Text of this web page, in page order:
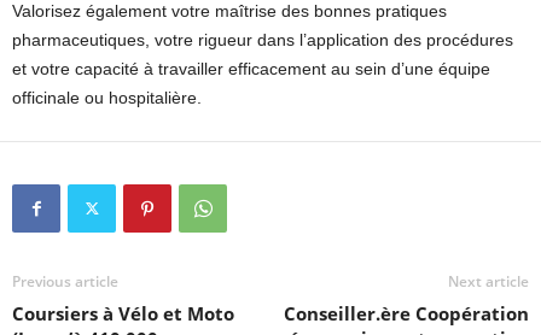
Valorisez également votre maîtrise des bonnes pratiques
pharmaceutiques, votre rigueur dans l’application des procédures
et votre capacité à travailler efficacement au sein d’une équipe
officinale ou hospitalière.
Previous article
Coursiers à Vélo et Moto
Next article
Conseiller.ère Coopération